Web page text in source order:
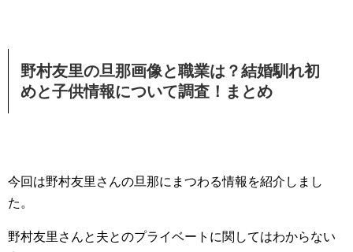
野村友里の旦那画像と職業は？結婚馴れ初
めと子供情報について調査！まとめ
今回は野村友里さんの旦那にまつわる情報を紹介しまし
た。
野村友里さんと夫とのプライベートに関してはわからない